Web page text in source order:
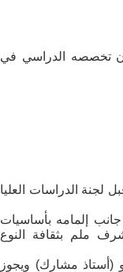
كان تخصصه الدراسي في
لجنة الدراسات العليا
إلمامه بأساسيات
ملم بثقافة النوع
(أستاذ مشارك) ويجوز